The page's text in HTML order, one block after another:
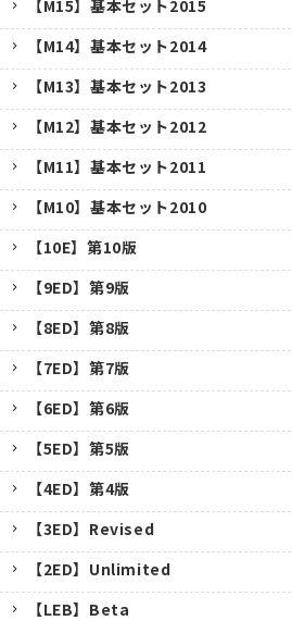
【M15】基本セット2015
【M14】基本セット2014
【M13】基本セット2013
【M12】基本セット2012
【M11】基本セット2011
【M10】基本セット2010
【10E】第10版
【9ED】第9版
【8ED】第8版
【7ED】第7版
【6ED】第6版
【5ED】第5版
【4ED】第4版
【3ED】Revised
【2ED】Unlimited
【LEB】Beta